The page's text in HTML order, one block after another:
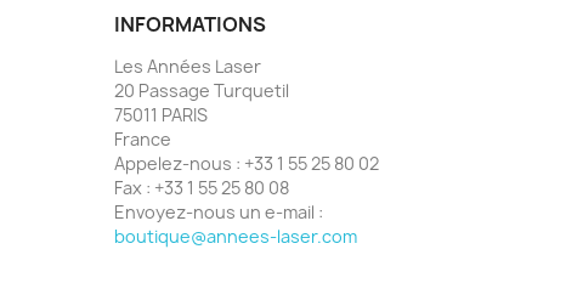
INFORMATIONS
Les Années Laser
20 Passage Turquetil
75011 PARIS
France
Appelez-nous : +33 1 55 25 80 02
Fax : +33 1 55 25 80 08
Envoyez-nous un e-mail :
boutique@annees-laser.com